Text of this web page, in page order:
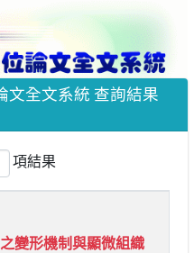
文全文系統 查詢結果
項結果
變形機制與顯微組織